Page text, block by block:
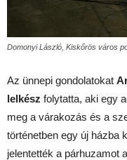
Domonyi László, Kiskőrös város
Az ünnepi gondolatokat
lelkész folytatta, aki egy
meg a várakozás és a
történetben egy új házba
jelentették a párhuzamot